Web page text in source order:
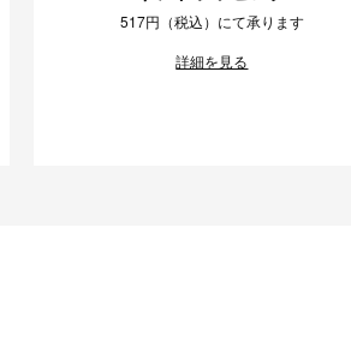
517円（税込）にて承ります
詳細を見る